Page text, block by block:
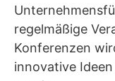
regelmäßige
Konferenzen
innovative